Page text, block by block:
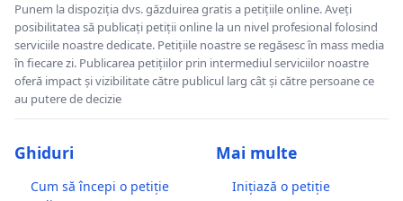
Punem la dispoziția dvs. găzduirea gratis a petițiile online. Aveți
posibilitatea să publicați petiții online la un nivel profesional folosind
serviciile noastre dedicate. Petițiile noastre se regăsesc în mass media
în fiecare zi. Publicarea petițiilor prin intermediul serviciilor noastre
oferă impact și vizibilitate către publicul larg cât și către persoane ce
au putere de decizie
Ghiduri
Cum să începi o petiție
Mai multe
Inițiază o petiție